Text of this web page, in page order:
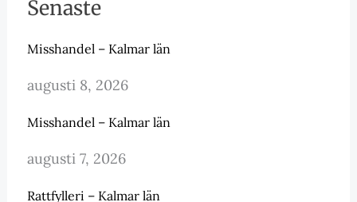
Senaste
Misshandel – Kalmar län
augusti 8, 2026
Misshandel – Kalmar län
augusti 7, 2026
Rattfylleri – Kalmar län